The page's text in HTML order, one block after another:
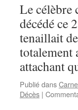
Le célèbre
décédé ce
tenaillait
totalement
attachant
Publié dans
Décès |